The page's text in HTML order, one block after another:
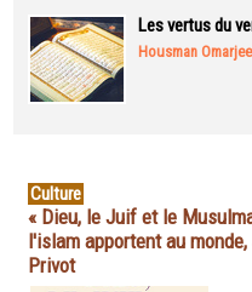
Les vertus du
Housman Omarjee
Culture
« Dieu, le Juif et le
l'islam apportent au
Privot